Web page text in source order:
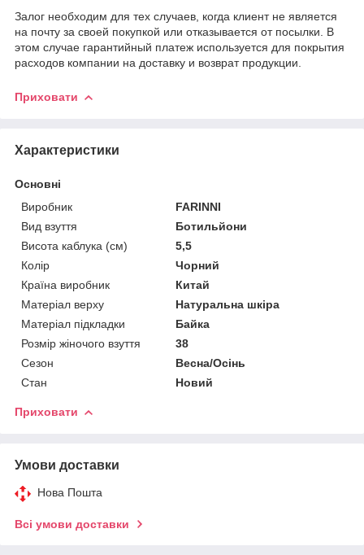
Залог необходим для тех случаев, когда клиент не является
на почту за своей покупкой или отказывается от посылки. В
этом случае гарантийный платеж используется для покрытия
расходов компании на доставку и возврат продукции.
Приховати
Характеристики
Основні
Виробник
FARINNI
Вид взуття
Ботильйони
Висота каблука (см)
5,5
Колір
Чорний
Країна виробник
Китай
Матеріал верху
Натуральна шкіра
Матеріал підкладки
Байка
Розмір жіночого взуття
38
Сезон
Весна/Осінь
Стан
Новий
Приховати
Умови доставки
Нова Пошта
Всі умови доставки